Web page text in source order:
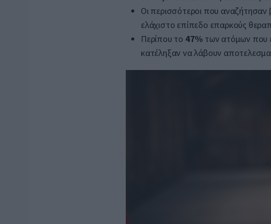
Οι περισσότεροι που αναζήτησαν
ελάχιστο επίπεδο επαρκούς
Περίπου το 47% των ατόμων που
κατέληξαν να λάβουν